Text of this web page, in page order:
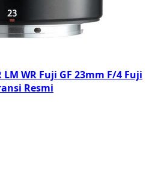
WR Fuji GF 23mm F/4 Fuji
Resmi